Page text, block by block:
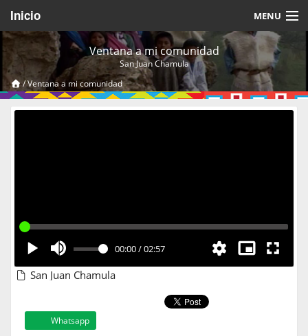
Inicio MENU
Acerca de
Videos Temáticos
Cerrar Sesión
Ventana a mi comunidad
San Juan Chamula
/Ventana a mi comunidad
00:00/02:57
San Juan Chamula
Whatsapp